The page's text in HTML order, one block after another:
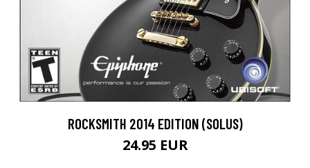
ROCKSMITH 2014 EDITION (SOLUS)
24.95 EUR